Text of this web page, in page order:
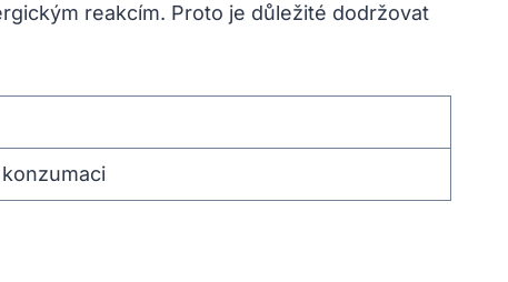
reakcím. Proto je důležité dodržovat